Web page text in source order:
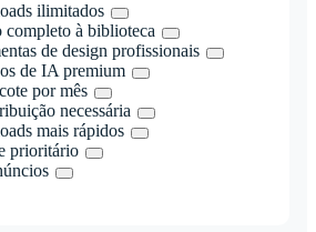
ilimitados
completo à biblioteca
de design profissionais
de IA premium
por mês
necessária
mais rápidos
prioritário